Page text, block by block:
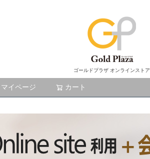
ゴールドプラザ オンラインストア
マイページ
カート